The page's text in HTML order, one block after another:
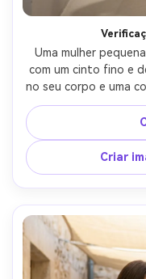
Uma mulher
com um cinto fino e
no seu corpo e uma
bainha com planos
paredes neutras,
do aro, Sony A7R
corpo inteiro, humor
nos
Criar